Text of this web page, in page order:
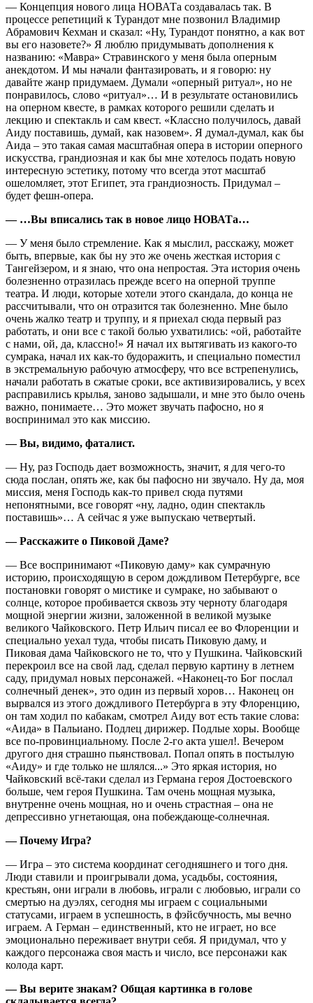
— Концепция нового лица НОВАТа создавалась так. В
процессе репетиций к Турандот мне позвонил Владимир
Абрамович Кехман и сказал: «Ну, Турандот понятно, а как вот
вы его назовете?» Я люблю придумывать дополнения к
названию: «Мавра» Стравинского у меня была оперным
анекдотом. И мы начали фантазировать, и я говорю: ну
давайте жанр придумаем. Думали «оперный ритуал», но не
понравилось, слово «ритуал»… И в результате остановились
на оперном квесте, в рамках которого решили сделать и
лекцию и спектакль и сам квест. «Классно получилось, давай
Аиду поставишь, думай, как назовем». Я думал-думал, как бы
Аида – это такая самая масштабная опера в истории оперного
искусства, грандиозная и как бы мне хотелось подать новую
интересную эстетику, потому что всегда этот масштаб
ошеломляет, этот Египет, эта грандиозность. Придумал –
будет фешн-опера.
— …Вы вписались так в новое лицо НОВАТа…
— У меня было стремление. Как я мыслил, расскажу, может
быть, впервые, как бы ну это же очень жесткая история с
Тангейзером, и я знаю, что она непростая. Эта история очень
болезненно отразилась прежде всего на оперной труппе
театра. И люди, которые хотели этого скандала, до конца не
рассчитывали, что он отразится так болезненно. Мне было
очень жалко театр и труппу, и я приехал сюда первый раз
работать, и они все с такой болью ухватились: «ой, работайте
с нами, ой, да, классно!» Я начал их вытягивать из какого-то
сумрака, начал их как-то будоражить, и специально поместил
в экстремальную рабочую атмосферу, что все встрепенулись,
начали работать в сжатые сроки, все активизировались, у всех
расправились крылья, заново задышали, и мне это было очень
важно, понимаете… Это может звучать пафосно, но я
воспринимал это как миссию.
— Вы, видимо, фаталист.
— Ну, раз Господь дает возможность, значит, я для чего-то
сюда послан, опять же, как бы пафосно ни звучало. Ну да, моя
миссия, меня Господь как-то привел сюда путями
непонятными, все говорят «ну, ладно, один спектакль
поставишь»… А сейчас я уже выпускаю четвертый.
— Расскажите о Пиковой Даме?
— Все воспринимают «Пиковую даму» как сумрачную
историю, происходящую в сером дождливом Петербурге, все
постановки говорят о мистике и сумраке, но забывают о
солнце, которое пробивается сквозь эту черноту благодаря
мощной энергии жизни, заложенной в великой музыке
великого Чайковского. Петр Ильич писал ее во Флоренции и
специально уехал туда, чтобы писать Пиковую даму, и
Пиковая дама Чайковского не то, что у Пушкина. Чайковский
перекроил все на свой лад, сделал первую картину в летнем
саду, придумал новых персонажей. «Наконец-то Бог послал
солнечный денек», это один из первый хоров… Наконец он
вырвался из этого дождливого Петербурга в эту Флоренцию,
он там ходил по кабакам, смотрел Аиду вот есть такие слова:
«Аида» в Пальиано. Подлец дирижер. Подлые хоры. Вообще
все по-провинциальному. После 2-го акта ушел!. Вечером
другого дня страшно пьянствовал. Попал опять в постылую
«Аиду» и где только не шлялся...» Это яркая история, но
Чайковский всё-таки сделал из Германа героя Достоевского
больше, чем героя Пушкина. Там очень мощная музыка,
внутренне очень мощная, но и очень страстная – она не
депрессивно угнетающая, она побеждающе-солнечная.
— Почему Игра?
— Игра – это система координат сегодняшнего и того дня.
Люди ставили и проигрывали дома, усадьбы, состояния,
крестьян, они играли в любовь, играли с любовью, играли со
смертью на дуэлях, сегодня мы играем с социальными
статусами, играем в успешность, в фэйсбучность, мы вечно
играем. А Герман – единственный, кто не играет, но все
эмоционально переживает внутри себя. Я придумал, что у
каждого персонажа своя масть и число, все персонажи как
колода карт.
— Вы верите знакам? Общая картинка в голове